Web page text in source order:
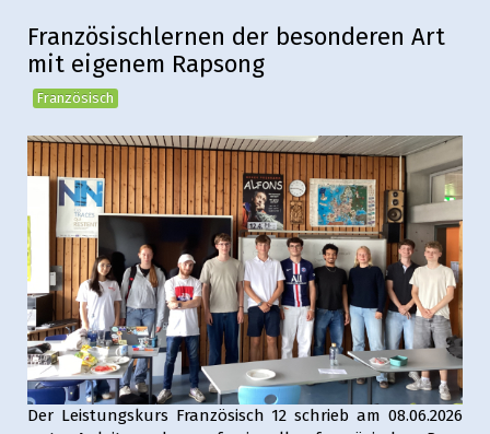
Französischlernen der besonderen Art
mit eigenem Rapsong
Französisch
Der Leistungskurs Französisch 12 schrieb am 08.06.2026